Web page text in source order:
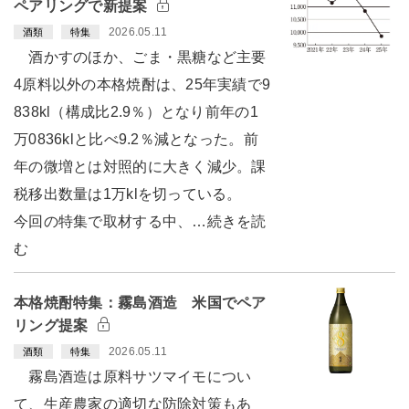
ペアリングで新提案
酒類 特集 2026.05.11
酒かすのほか、ごま・黒糖など主要
4原料以外の本格焼酎は、25年実績で9
838kl（構成比2.9％）となり前年の1
万0836klと比べ9.2％減となった。前
年の微増とは対照的に大きく減少。課
税移出数量は1万klを切っている。
今回の特集で取材する中、…続きを読
む
本格焼酎特集：霧島酒造 米国でペア
リング提案
酒類 特集 2026.05.11
霧島酒造は原料サツマイモについ
て、生産農家の適切な防除対策もあ